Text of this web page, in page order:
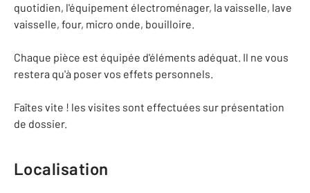
quotidien, l'équipement électroménager, la vaisselle, lave
vaisselle, four, micro onde, bouilloire.
Chaque pièce est équipée d'éléments adéquat. Il ne vous
restera qu'à poser vos effets personnels.
Faîtes vite ! les visites sont effectuées sur présentation
de dossier.
Localisation